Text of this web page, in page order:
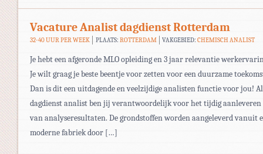
Vacature Analist dagdienst Rotterdam
32-40 UUR PER WEEK PLAATS: ROTTERDAM VAKGEBIED:CHEMISCH ANALIST
Je hebt een afgeronde MLO opleiding en 3 jaar relevantie
Je wilt graag je beste beentje voor zetten voor een duurzame
Dan is dit een uitdagende en veelzijdige analisten functie voor jou!
dagdienst analist ben jij verantwoordelijk voor het tijdig aanleveren
van analyseresultaten. De grondstoffen worden aangeleverd vanuit
moderne fabriek door […]